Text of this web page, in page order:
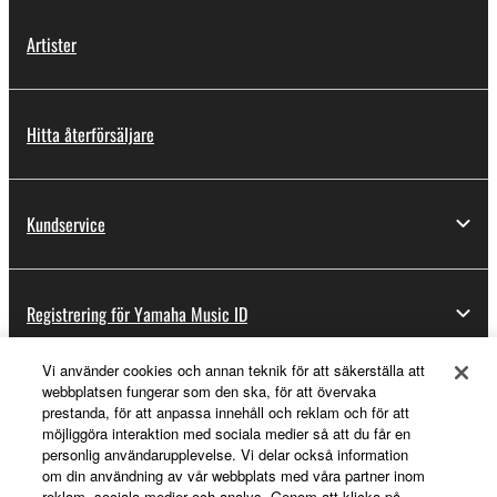
Artister
Hitta återförsäljare
Kundservice
Registrering för Yamaha Music ID
Om Yamaha
Sverige - Swedish
Vi använder cookies och annan teknik för att säkerställa att
webbplatsen fungerar som den ska, för att övervaka
prestanda, för att anpassa innehåll och reklam och för att
möjliggöra interaktion med sociala medier så att du får en
personlig användarupplevelse. Vi delar också information
om din användning av vår webbplats med våra partner inom